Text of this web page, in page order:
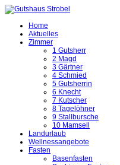
Home
Aktuelles
Zimmer
1 Gutsherr
2 Magd
3 Gärtner
4 Schmied
5 Gutsherrin
6 Knecht
7 Kutscher
8 Tagelöhner
9 Stallbursche
10 Mamsell
Landurlaub
Wellnessangebote
Fasten
Basenfasten